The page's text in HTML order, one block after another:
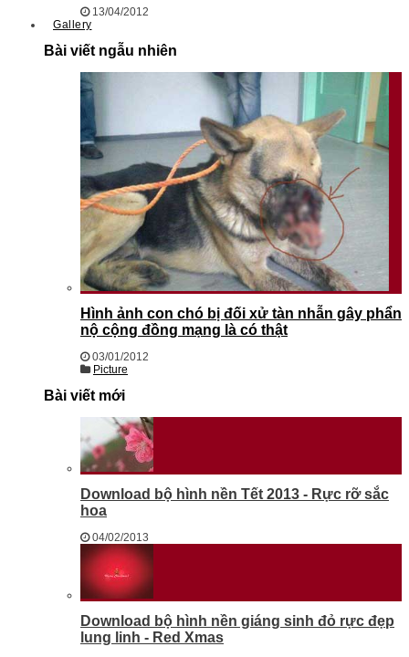
13/04/2012
Gallery
Bài viết ngẫu nhiên
Hình ảnh con chó bị đối xử tàn nhẫn gây phẩn
nộ cộng đồng mạng là có thật
03/01/2012
Picture
Bài viết mới
Download bộ hình nền Tết 2013 - Rực rỡ sắc
hoa
04/02/2013
Download bộ hình nền giáng sinh đỏ rực đẹp
lung linh - Red Xmas